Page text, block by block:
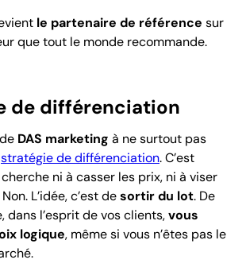
le partenaire de référence sur
que tout le monde recommande.
de différenciation
DAS marketing à ne surtout pas
stratégie de différenciation. C’est
ni à casser les prix, ni à viser
L’idée, c’est desortir du lot. De
dans l’esprit de vos clients,vous
logique, même si vous n’êtes pas le